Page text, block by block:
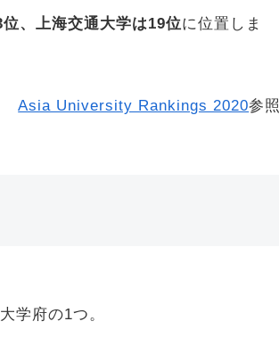
、上海交通大学は19位に位置しま
Asia University Rankings 2020参照
学府の1つ。